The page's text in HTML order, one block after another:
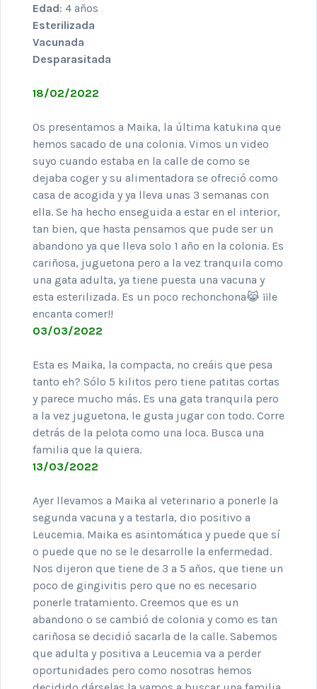
Edad: 4 años
Esterilizada
Vacunada
Desparasitada
18/02/2022
Os presentamos a Maika, la última katukina que
hemos sacado de una colonia. Vimos un video
suyo cuando estaba en la calle de como se
dejaba coger y su alimentadora se ofreció como
casa de acogida y ya lleva unas 3 semanas con
ella. Se ha hecho enseguida a estar en el interior,
tan bien, que hasta pensamos que pude ser un
abandono ya que lleva solo 1 año en la colonia. Es
cariñosa, juguetona pero a la vez tranquila como
una gata adulta, ya tiene puesta una vacuna y
esta esterilizada. Es un poco rechonchona😹 ¡¡le
encanta comer!!
03/03/2022
Esta es Maika, la compacta, no creáis que pesa
tanto eh? Sólo 5 kilitos pero tiene patitas cortas
y parece mucho más. Es una gata tranquila pero
a la vez juguetona, le gusta jugar con todo. Corre
detrás de la pelota como una loca. Busca una
familia que la quiera.
13/03/2022
Ayer llevamos a Maika al veterinario a ponerle la
segunda vacuna y a testarla, dio positivo a
Leucemia. Maika es asintomática y puede que sí
o puede que no se le desarrolle la enfermedad.
Nos dijeron que tiene de 3 a 5 años, que tiene un
poco de gingivitis pero que no es necesario
ponerle tratamiento. Creemos que es un
abandono o se cambió de colonia y como es tan
cariñosa se decidió sacarla de la calle. Sabemos
que adulta y positiva a Leucemia va a perder
oportunidades pero como nosotras hemos